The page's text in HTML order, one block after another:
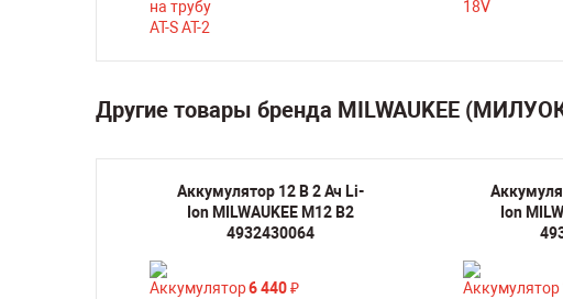
Другие товары бренда MILWAUKEE
Аккумулятор 12 В 2 Ач Li-
Ion MILWAUKEE M12 B2
4932430064
6 440 ₽
Ion